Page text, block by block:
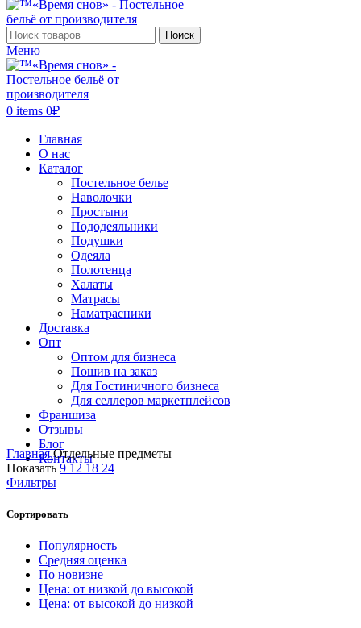
Поиск
Меню
0 items 0₽
Главная
О нас
Каталог
Постельное белье
Наволочки
Простыни
Пододеяльники
Подушки
Одеяла
Полотенца
Халаты
Матрасы
Наматрасники
Доставка
Опт
Оптом для бизнеса
Пошив на заказ
Для Гостиничного бизнеса
Для селлеров маркетплейсов
Франшиза
Отзывы
Блог
Контакты
ГлавнаяОтдельные предметы
Показать91218 24
Фильтры
Сортировать
Популярность
Средняя оценка
По новизне
Цена: от низкой до высокой
Цена: от высокой до низкой